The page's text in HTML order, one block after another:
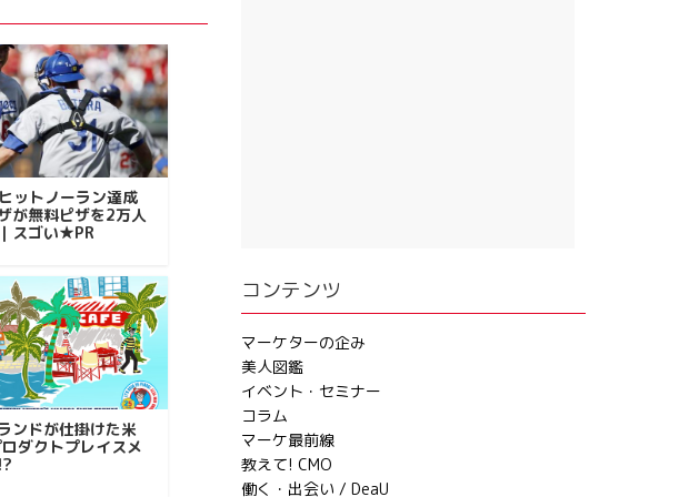
ットノーラン達成
が無料ピザを2万人
スゴい★PR
ンドが仕掛けた米
ダクトプレイスメ
コンテンツ
マーケターの企み
美人図鑑
イベント・セミナー
コラム
マーケ最前線
教えて! CMO
働く・出会い / DeaU